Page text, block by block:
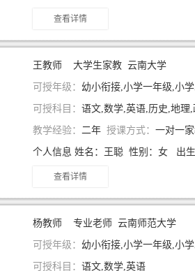
查看详情
王教师 大学生家教 云南大学
可授年级： 幼小衔接,小学一年级,小学
可授科目： 语文,数学,英语,历史,地理
教学经验： 二年 授课方式： 一对一家
个人信息 姓名：王聪 性别：女 出
查看详情
杨教师 专业老师 云南师范大学
可授年级： 幼小衔接,小学一年级,小
可授科目： 语文,数学,英语